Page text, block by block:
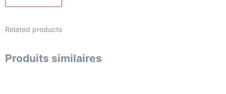
Related products
Produits similaires